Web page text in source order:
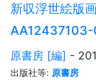
新収浮世絵版
原書房 [編] -
出版社等: 原書房